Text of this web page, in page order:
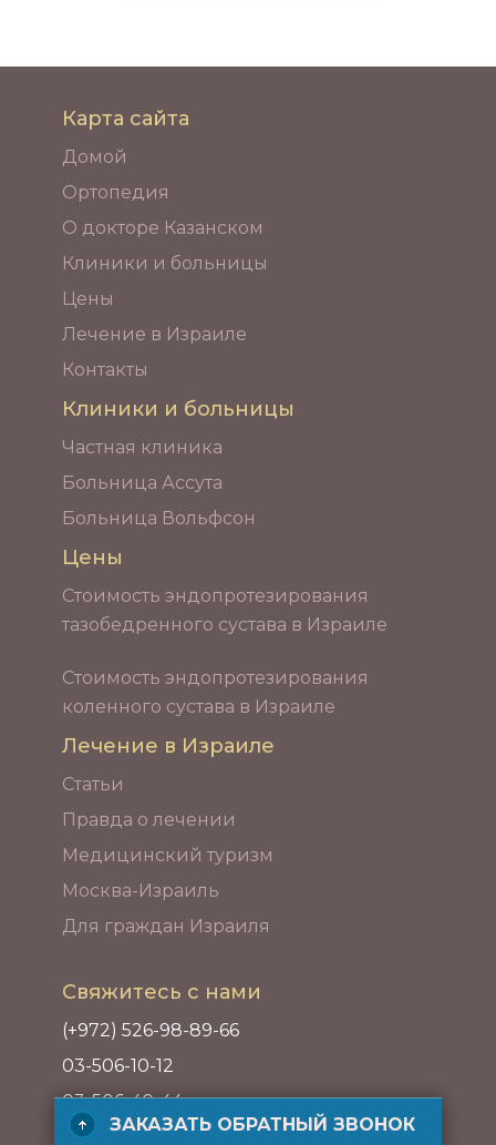
Карта сайта
Домой
Ортопедия
О докторе Казанском
Клиники и больницы
Цены
Лечение в Израиле
Контакты
Клиники и больницы
Частная клиника
Больница Ассута
Больница Вольфсон
Цены
Стоимость эндопротезирования
тазобедренного сустава в Израиле
Стоимость эндопротезирования
коленного сустава в Израиле
Лечение в Израиле
Статьи
Правда о лечении
Медицинский туризм
Москва-Израиль
Для граждан Израиля
Свяжитесь с нами
(+972) 526-98-89-66
03-506-10-12
03-506-40-44
ЗАКАЗАТЬ ОБРАТНЫЙ ЗВОНОК